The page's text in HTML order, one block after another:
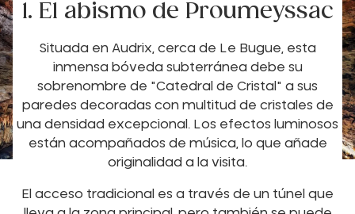
1. El abismo de Proumeyssac
Situada en Audrix, cerca de Le Bugue, esta
inmensa bóveda subterránea debe su
sobrenombre de "Catedral de Cristal" a sus
paredes decoradas con multitud de cristales de
una densidad excepcional. Los efectos luminosos
están acompañados de música, lo que añade
originalidad a la visita.
El acceso tradicional es a través de un túnel que